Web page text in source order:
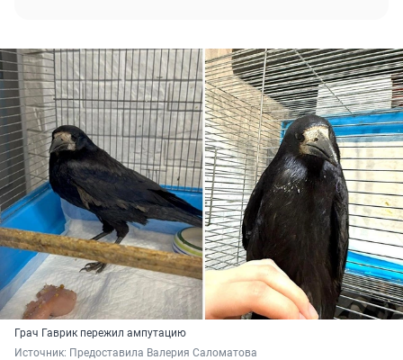
Грач Гаврик пережил ампутацию
Источник: Предоставила Валерия Саломатова